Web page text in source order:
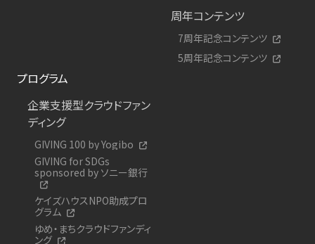
周年コンテンツ
7周年記念コンテンツ
5周年記念コンテンツ
プログラム
企業支援型クラウドファン
ディング
GIVING 100 by Yogibo
GIVING for SDGs
sponsored by ソニー銀行
ケイズハウスNPO助成プロ
グラム
ゆめ・まちクラウドファンディ
ング